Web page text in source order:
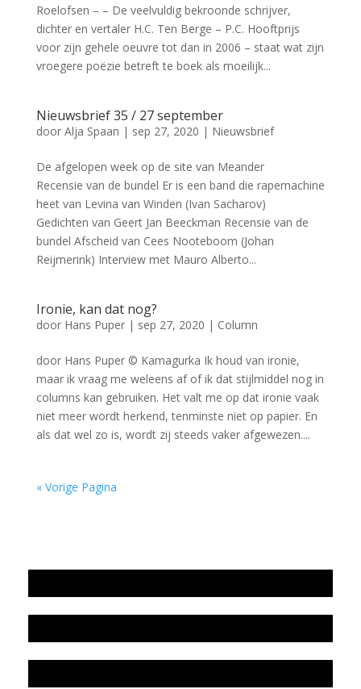
Roelofsen – – De veelvuldig bekroonde schrijver,
dichter en vertaler H.C. Ten Berge – P.C. Hooftprijs
voor zijn gehele oeuvre tot dan in 2006 – staat wat zijn
vroegere poëzie betreft te boek als moeilijk...
Nieuwsbrief 35 / 27 september
door Alja Spaan | sep 27, 2020 | Nieuwsbrief
De afgelopen week op de site van Meander
Recensie van de bundel Er is een band die rapemachine
heet van Levina van Winden (Ivan Sacharov)
Gedichten van Geert Jan Beeckman Recensie van de
bundel Afscheid van Cees Nooteboom (Johan
Reijmerink) Interview met Mauro Alberto...
Ironie, kan dat nog?
door Hans Puper| sep 27, 2020 | Column
door Hans Puper © Kamagurka Ik houd van ironie,
maar ik vraag me weleens af of ik dat stijlmiddel nog in
columns kan gebruiken. Het valt me op dat ironie vaak
niet meer wordt herkend, tenminste niet op papier. En
als dat wel zo is, wordt zij steeds vaker afgewezen....
« Vorige Pagina